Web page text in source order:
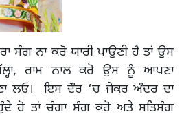
ਨਾ ਕਰੋ ਯਾਰੀ ਪਾਉਣੀ ਹੈ ਤਾਂ ਉਸ
ਰਾਮ ਨਾਲ ਕਰੋ ਉਸ ਨੂੰ ਆਪਣਾ
ਲਓ। ਇਸ ਦੌਰ ‘ਚ ਜੇਕਰ ਅੰਦਰ ਦਾ
ਹੋ ਤਾਂ ਚੰਗਾ ਸੰਗ ਕਰੋ ਅਤੇ ਸਤਿਸੰਗ